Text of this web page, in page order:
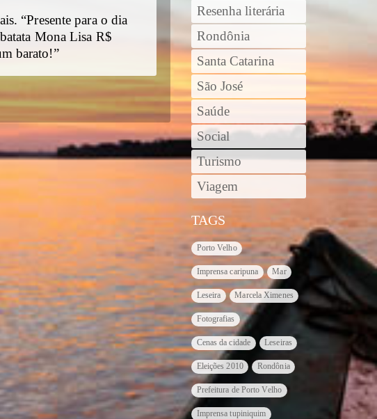
“Presente para o dia
Mona Lisa R$
barato!”
Resenha literária
Rondônia
Santa Catarina
São José
Saúde
Social
Turismo
Viagem
TAGS
Porto Velho
Imprensa caripuna Mar
Leseira Marcela Ximenes
Fotografias
Cenas da cidade Leseiras
Eleições 2010 Rondônia
Prefeitura de Porto Velho
Imprensa tupiniquim